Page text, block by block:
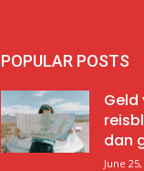
POPULAR POSTS
Geld
dan
June